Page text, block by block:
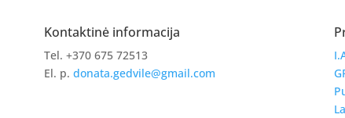
Kontaktinė informacija
Tel. +370 675 72513
El. p. donata.gedvile@gmail.com